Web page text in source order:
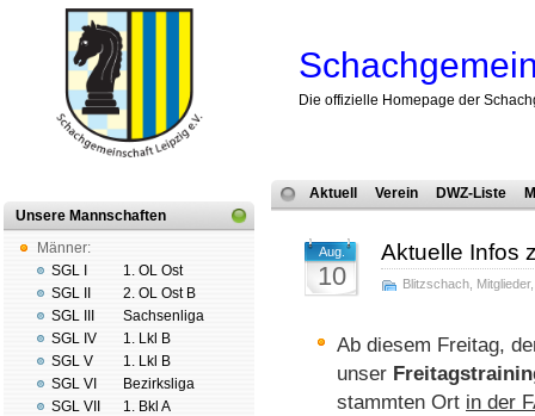
Die offizielle Homepage der
Unsere Mannschaften
Männer:
SGL I
SGL II
SGL III
SGL IV
SGL V
SGL VI
SGL VII
1. OL Ost
2. OL Ost B
Sachsenliga
1. Lkl B
1. Lkl B
Bezirksliga
1. Bkl A
Aktuell Verein DWZ-Liste
Aug.
10
Aktuelle Infos
Blitzschach Mitglieder
Ab diesem Freitag,
un­ser
stamm­ten Ort in der